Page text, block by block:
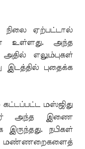
நிலை ஏற்பட்டால்
உள்ளது. அந்த
எலும்புகள்
புதைக்க
மஸ்ஜிது
அந்த இணை
நபிகள்
மண்ணறைகளைத்